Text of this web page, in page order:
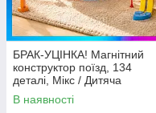
БРАК-УЦІНКА! Магнітний
конструктор поїзд, 134
деталі, Мікс / Дитяча
залізниця антигравітаційна /
Розвиваючий DIY трек
В наявності